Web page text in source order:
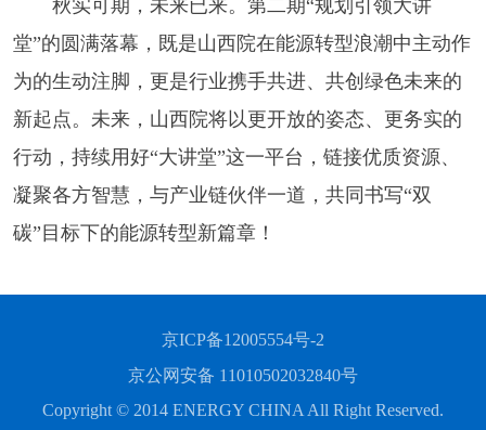
秋实可期，未来已来。第二期“规划引领大讲
堂”的圆满落幕，既是山西院在能源转型浪潮中主动作
为的生动注脚，更是行业携手共进、共创绿色未来的
新起点。未来，山西院将以更开放的姿态、更务实的
行动，持续用好“大讲堂”这一平台，链接优质资源、
凝聚各方智慧，与产业链伙伴一道，共同书写“双
碳”目标下的能源转型新篇章！
京ICP备12005554号-2
京公网安备 11010502032840号
Copyright © 2014 ENERGY CHINA All Right Reserved.